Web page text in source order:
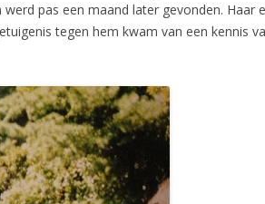
pas een maand later gevonden. Haar
tegen hem kwam van een kennis